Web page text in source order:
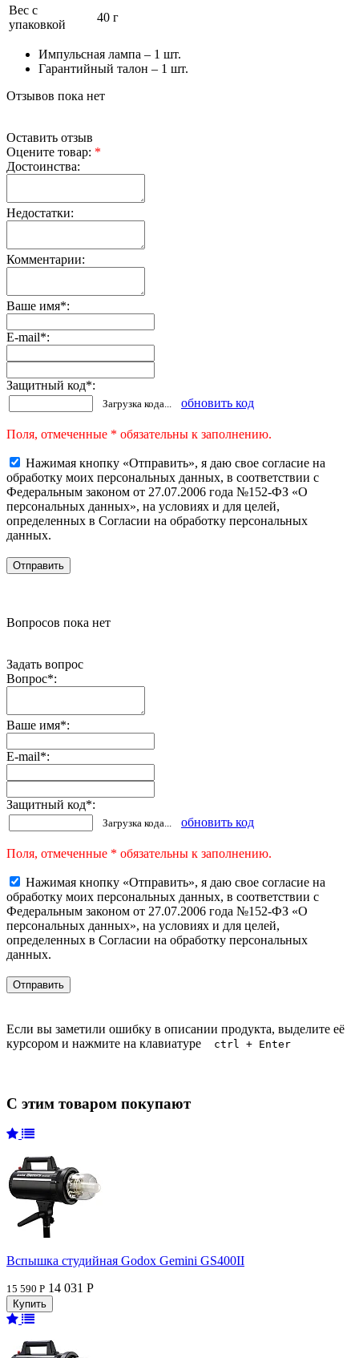
Вес с
упаковкой
40 г
Импульсная лампа – 1 шт.
Гарантийный талон – 1 шт.
Отзывов пока нет
Оставить отзыв
Оцените товар: *
Достоинства:
Недостатки:
Комментарии:
Ваше имя*:
E-mail*:
Защитный код*:
Загрузка кода... обновить код
Поля, отмеченные * обязательны к заполнению.
Нажимая кнопку «Отправить», я даю свое согласие на
обработку моих персональных данных, в соответствии с
Федеральным законом от 27.07.2006 года №152-ФЗ «О
персональных данных», на условиях и для целей,
определенных в Согласии на обработку персональных
данных.
Вопросов пока нет
Задать вопрос
Вопрос*:
Ваше имя*:
E-mail*:
Защитный код*:
Загрузка кода... обновить код
Поля, отмеченные * обязательны к заполнению.
Нажимая кнопку «Отправить», я даю свое согласие на
обработку моих персональных данных, в соответствии с
Федеральным законом от 27.07.2006 года №152-ФЗ «О
персональных данных», на условиях и для целей,
определенных в Согласии на обработку персональных
данных.
Если вы заметили ошибку в описании продукта, выделите её
курсором и нажмите на клавиатуре
ctrl + Enter
С этим товаром покупают
Вспышка студийная Godox Gemini GS400II
15 590 Р 14 031 Р